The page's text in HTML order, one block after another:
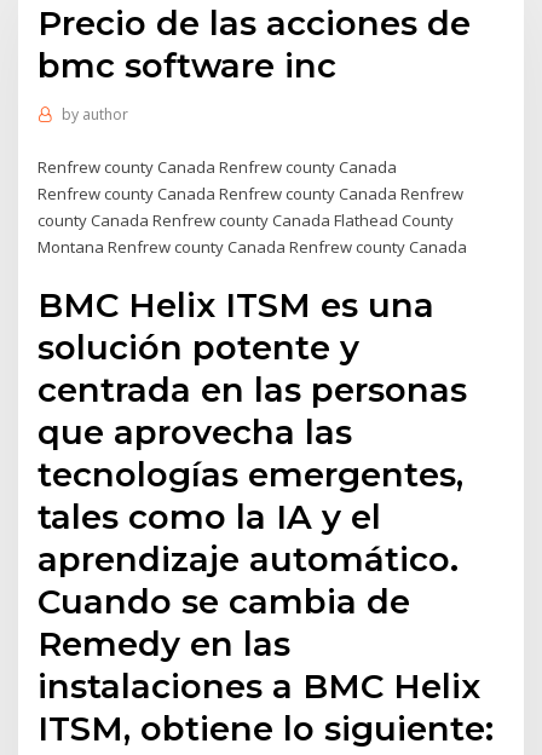
Precio de las acciones de
bmc software inc
by author
Renfrew county Canada Renfrew county Canada
Renfrew county Canada Renfrew county Canada Renfrew
county Canada Renfrew county Canada Flathead County
Montana Renfrew county Canada Renfrew county Canada
BMC Helix ITSM es una
solución potente y
centrada en las personas
que aprovecha las
tecnologías emergentes,
tales como la IA y el
aprendizaje automático.
Cuando se cambia de
Remedy en las
instalaciones a BMC Helix
ITSM, obtiene lo siguiente: